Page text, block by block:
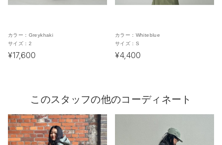
カラー： Greykhaki
サイズ： 2
¥17,600
カラー： Whiteblue
サイズ： S
¥4,400
このスタッフの他のコーディネート